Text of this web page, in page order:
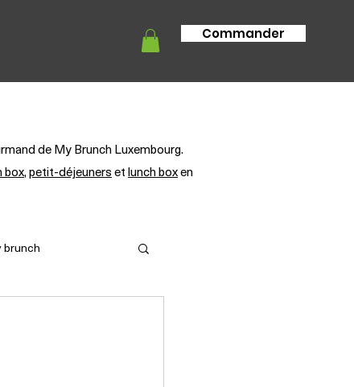
Commander
de My Brunch Luxembourg.
box,petit-déjeunersetlunch boxen
brunch